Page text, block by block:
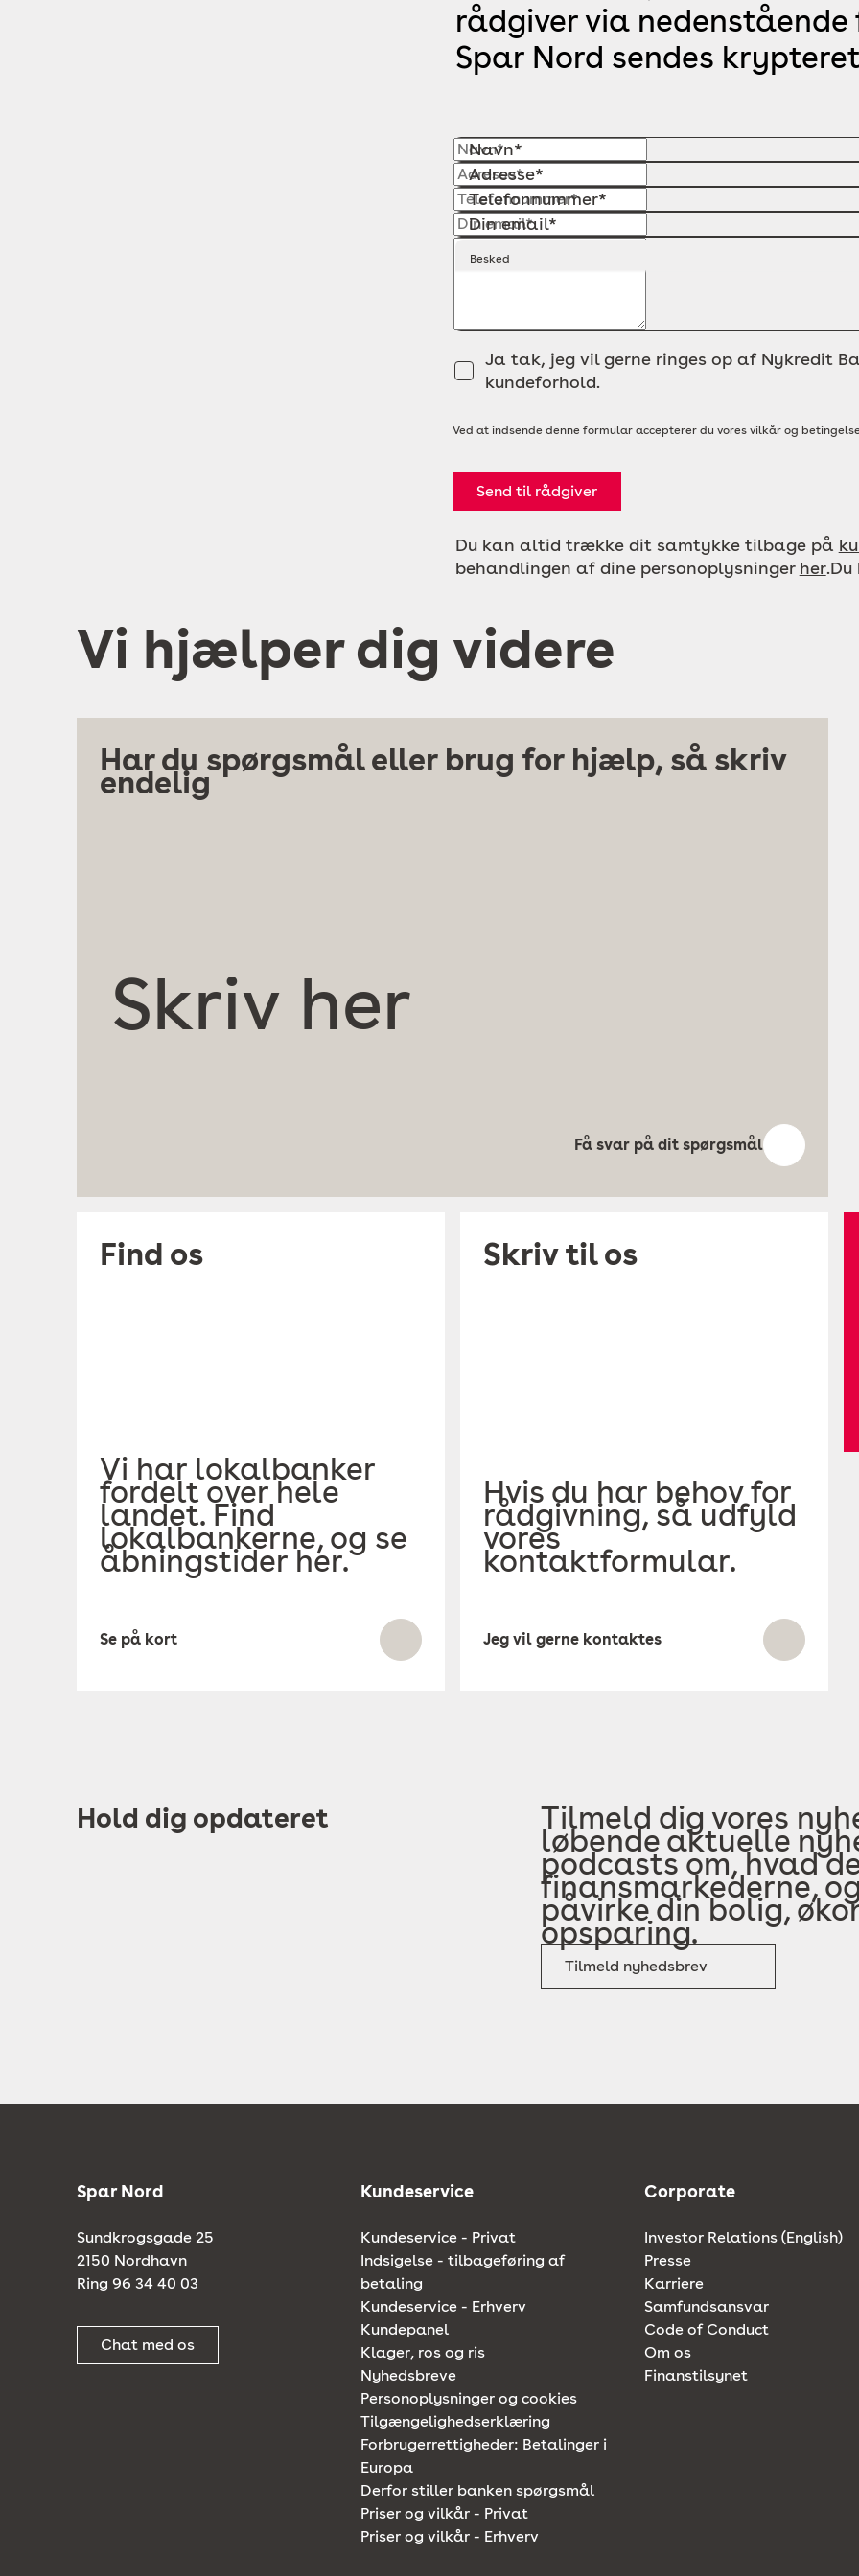
rådgiver via
Spar Nord sendes
Navn*
Adresse*
Telefonnummer*
Din email*
Besked
Ja tak, jeg vil gerne ringes op af Nykredit
kundeforhold.
Ved at indsende denne formular accepterer du vores vilkår og
Send til rådgiver
Du kan altid trække dit samtykke tilbage på
behandlingen af dine personoplysninger her
Vi hjælper dig videre
Har du spørgsmål eller brug for hjælp, så skriv
endelig
Få svar på dit spørgsmål
Find os
Vi har lokalbanker
fordelt over hele
landet. Find
lokalbankerne, og se
åbningstider her.
Se på kort
Skriv til os
Hvis du har behov for
rådgivning, så udfyld
vores
kontaktformular.
Jeg vil gerne kontaktes
Hold dig opdateret Tilmeld dig vores
løbende aktuelle
podcasts om, hvad
finansmarkederne,
påvirke din bolig,
opsparing.
Tilmeld nyhedsbrev
Spar Nord
Sundkrogsgade 25
2150 Nordhavn
Ring 96 34 40 03
Chat med os
Kundeservice
Kundeservice - Privat
Indsigelse - tilbageføring af
betaling
Kundeservice - Erhverv
Kundepanel
Klager, ros og ris
Nyhedsbreve
Personoplysninger og cookies
Tilgængelighedserklæring
Forbrugerrettigheder: Betalinger i
Europa
Derfor stiller banken spørgsmål
Priser og vilkår - Privat
Priser og vilkår - Erhverv
Corporate
Investor Relations (English)
Presse
Karriere
Samfundsansvar
Code of Conduct
Om os
Finanstilsynet